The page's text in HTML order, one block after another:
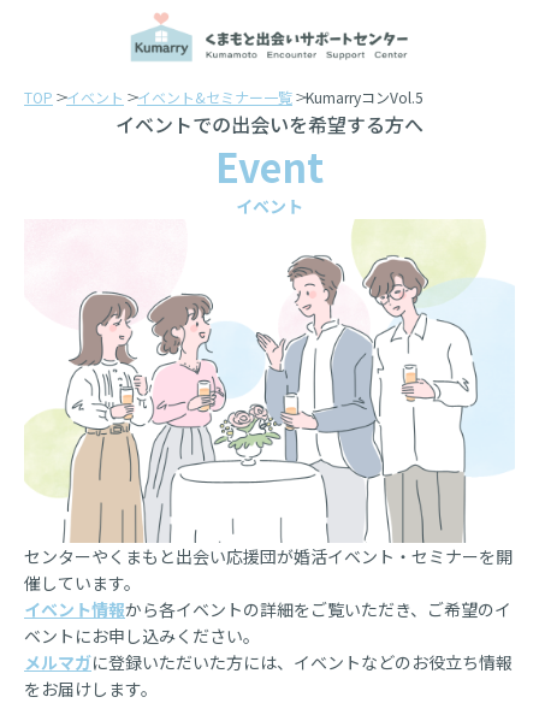
TOP イベント イベント&セミナー一覧 KumarryコンVol.5
イベントでの出会いを希望する方へ
Event
イベント
センターやくまもと出会い応援団が婚活イベント・セミナーを開
催しています。
イベント情報から各イベントの詳細をご覧いただき、ご希望のイ
ベントにお申し込みください。
メルマガに登録いただいた方には、イベントなどのお役立ち情報
をお届けします。